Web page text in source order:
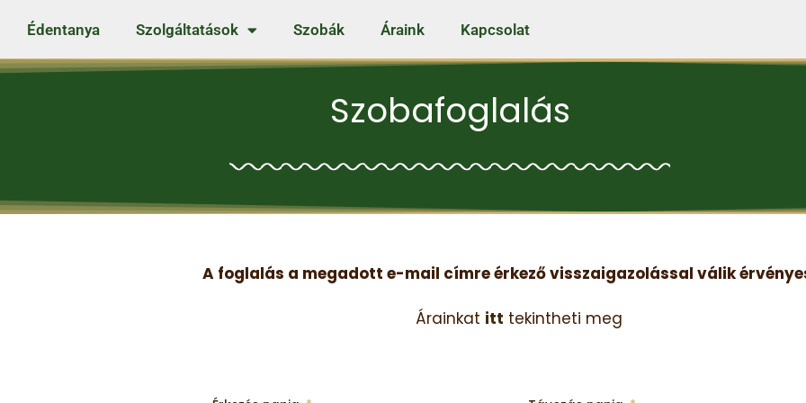
Édentanya Szolgáltatások Szobák Áraink Kapcsolat
Szobafoglalás
A foglalás a megadott e-mail címre érkező visszaigazolással válik
Árainkat itt tekintheti meg